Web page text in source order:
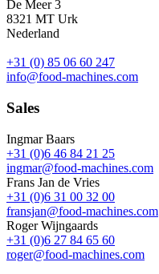
De Meer 3
8321 MT Urk
Nederland
+31 (0) 85 06 60 247
info@food-machines.com
Sales
Ingmar Baars
+31 (0)6 46 84 21 25
ingmar@food-machines.com
Frans Jan de Vries
+31 (0)6 31 00 32 00
fransjan@food-machines.com
Roger Wijngaards
+31 (0)6 27 84 65 60
roger@food-machines.com